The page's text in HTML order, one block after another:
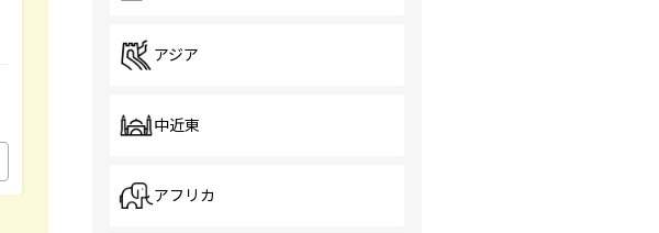
アジア
中近東
アフリカ